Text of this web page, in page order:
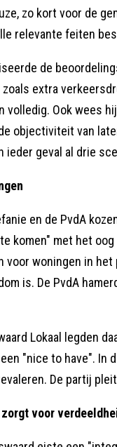
zo kort voor de
relevante feiten
de
extra
volledig. Ook wees
objectiviteit van
ieder geval al drie
en de PvdA
te komen" met het
voor woningen in
is. De PvdA
Lokaal legden
"nice to have". In
De partij
voor